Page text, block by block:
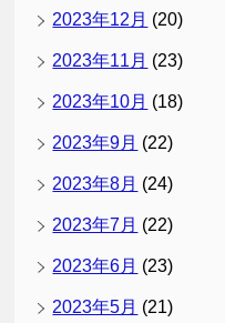
2023年12月 (20)
2023年11月 (23)
2023年10月 (18)
2023年9月 (22)
2023年8月 (24)
2023年7月 (22)
2023年6月 (23)
2023年5月 (21)